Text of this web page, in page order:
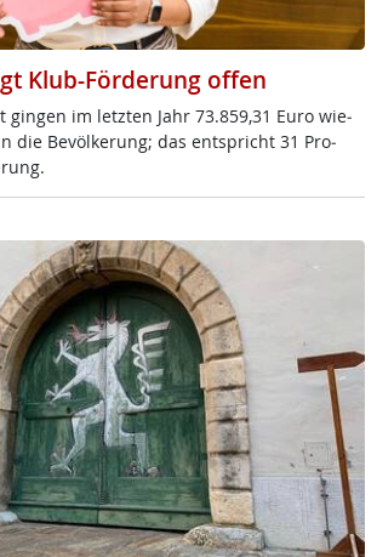
Klub-Förderung offen
gin­gen im letz­ten Jahr 73.859,31 Eu­ro wie­
die Be­völ­ke­rung; das ent­spricht 31 Pro­